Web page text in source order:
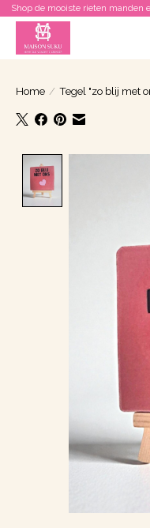
Shop de mooiste rieten manden
Home / Tegel "zo blij met